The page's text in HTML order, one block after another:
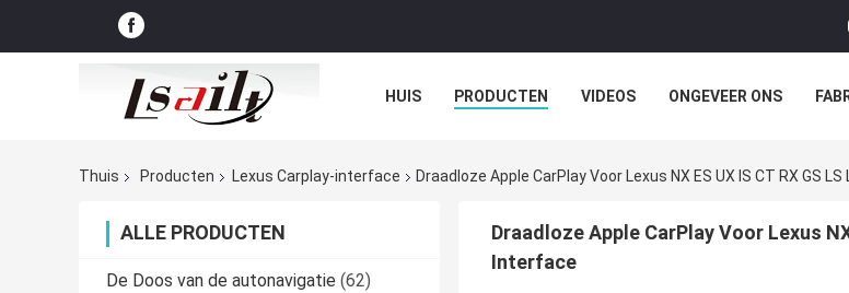
HUIS PRODUCTEN VIDEOS ONGEVEER ONS
Thuis
Producten Lexus Carplay-interface Draadloze Apple CarPlay Voor Lexus NX ES UX IS CT ​​RX GS
ALLE PRODUCTEN
De Doos van de autonavigatie (62)
Draadloze Apple CarPlay Voor Lexus
Interface